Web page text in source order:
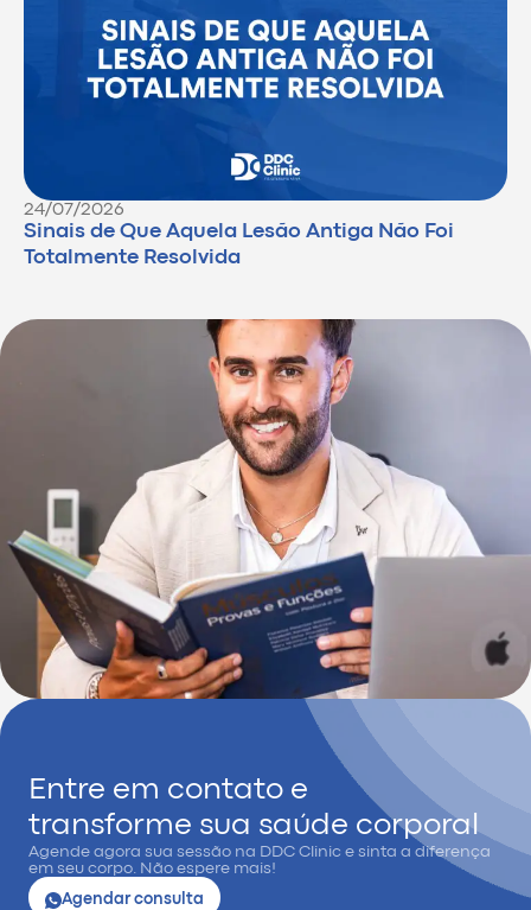
24/07/2026
Sinais de Que Aquela Lesão Antiga Não Foi
Totalmente Resolvida
Entre em contato e
transforme sua saúde corporal
Agende agora sua sessão na DDC Clinic e sinta a diferença
em seu corpo. Não espere mais!
Agendar consulta